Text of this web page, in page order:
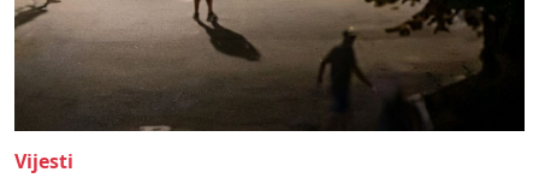
Vijesti